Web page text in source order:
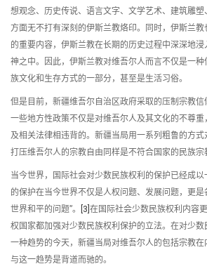
想观念、历史传说、语言文字、文学艺术、建筑雕
方面无不打有深刻的伊斯兰教烙印。同时，伊斯兰
的重要内容，伊斯兰教在长期的历史过程中深深地
神之中。因此，伊斯兰教对维吾尔人而言不仅是一
族文化和生存方式的一部分，甚至是生活习俗。
但是目前，新疆维吾尔自治区政府采取的压制宗教
一些地方性政策不仅是对维吾尔人及其文化的不尊
及相关法律相违背的。新疆当局用一系列粗鲁的方式
打压维吾尔人的宗教自由同样是不符合国家的民族宗
当今世界，国际社会对少数民族权利的保护已经成以
的保护在当今世界不仅是人权问题、发展问题，更
世界和平的问题”。
[3] 在国际社会少数民族权利内容
权国家都加强对少数民族权利保护的立法。在对少
一种趋势的今天，新疆当局对维吾尔人的包括宗教
与这一趋势是背道而驰的。